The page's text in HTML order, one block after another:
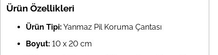
Ürün Özellikleri
Ürün Tipi: Yanmaz Pil Koruma Çantası
Boyut: 10 x 20 cm